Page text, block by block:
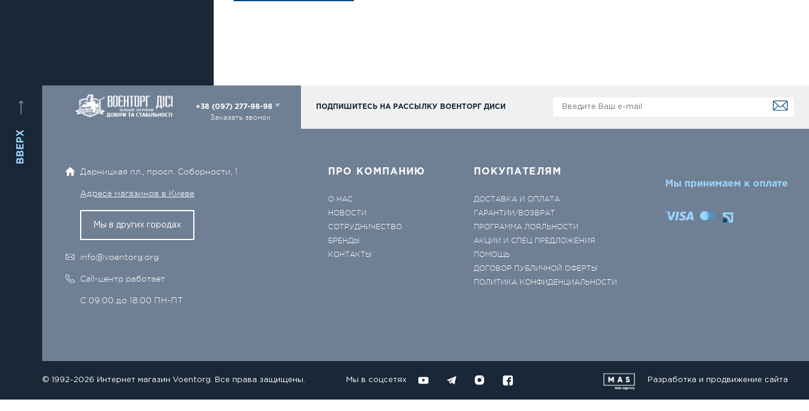
ВВЕРХ
+38 (097) 277-98-98
Заказать звонок
ПОДПИШИТЕСЬ НА РАССЫЛКУ ВОЕНТОРГ ДИСИ
Дарницкая пл., просп. Соборности, 1
Адреса магазинов в Киеве
Мы в других городах
info@voentorg.org
Call-центр работает
С 09:00 до 18:00 ПН-ПТ
ПРО КОМПАНИЮ
О НАС
НОВОСТИ
СОТРУДНИЧЕСТВО
БРЕНДЫ
КОНТАКТЫ
ПОКУПАТЕЛЯМ
ДОСТАВКА И ОПЛАТА
ГАРАНТИИ/ВОЗВРАТ
ПРОГРАММА ЛОЯЛЬНОСТИ
АКЦИИ И СПЕЦ ПРЕДЛОЖЕНИЯ
ПОМОЩЬ
ДОГОВОР ПУБЛИЧНОЙ ОФЕРТЫ
ПОЛИТИКА КОНФИДЕНЦИАЛЬНОСТИ
Мы принимаем к оплате
© 1992-2026 Интернет магазин Voentorg. Все права защищены. Мы в соцсетях Разработка и продвижение сайта